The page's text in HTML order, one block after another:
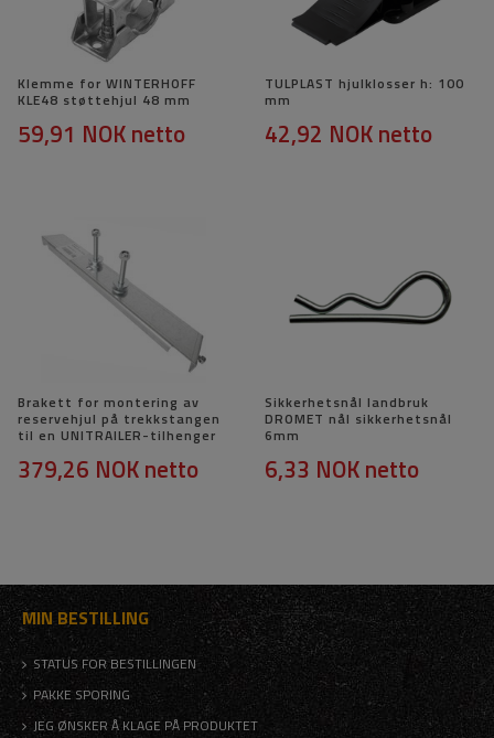
Klemme for WINTERHOFF
KLE48 støttehjul 48 mm
59,91 NOKnetto
TULPLAST hjulklosser h: 100
mm
42,92 NOKnetto
Brakett for montering av
reservehjul på trekkstangen
til en UNITRAILER-tilhenger
379,26 NOKnetto
Sikkerhetsnål landbruk
DROMET nål sikkerhetsnål
6mm
6,33 NOKnetto
MIN BESTILLING
STATUS FOR BESTILLINGEN
PAKKE SPORING
JEG ØNSKER Å KLAGE PÅ PRODUKTET